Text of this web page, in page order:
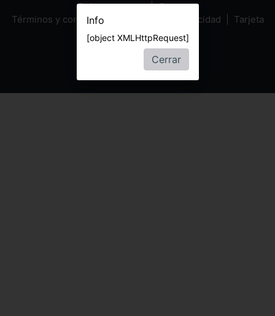
Sobre nosotros
Contacto
Términos y condiciones
Política de privacidad
Tarjeta
Regalo
Info
[object XMLHttpRequest]
Cerrar